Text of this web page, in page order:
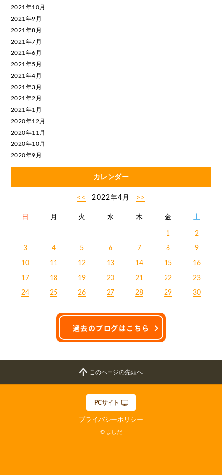
2021年10月
2021年9月
2021年8月
2021年7月
2021年6月
2021年5月
2021年4月
2021年3月
2021年2月
2021年1月
2020年12月
2020年11月
2020年10月
2020年9月
カレンダー
<< 2022年4月 >>
日 月 火 水 木 金 土
1 2
3 4 5 6 7 8 9
10 11 12 13 14 15 16
17 18 19 20 21 22 23
24 25 26 27 28 29 30
過去のブログはこちら
このページの先頭へ
PCサイト
プライバシーポリシー
© よしだ